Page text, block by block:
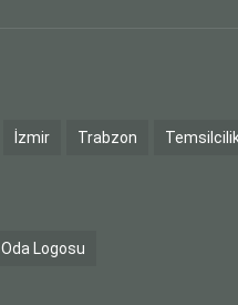
İzmir Trabzon
Oda Logosu